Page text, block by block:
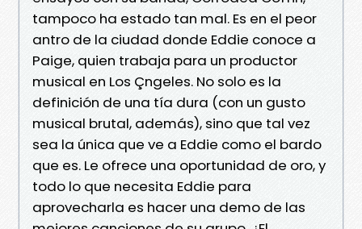
tampoco ha estado tan mal. Es en el peor
antro de la ciudad donde Eddie conoce a
Paige, quien trabaja para un productor
musical en Los Çngeles. No solo es la
definición de una tía dura (con un gusto
musical brutal, además), sino que tal vez
sea la única que ve a Eddie como el bardo
que es. Le ofrece una oportunidad de oro, y
todo lo que necesita Eddie para
aprovecharla es hacer una demo de las